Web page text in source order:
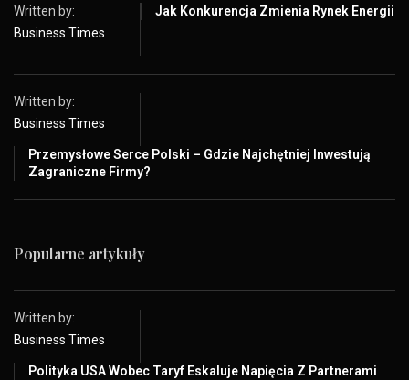
Written by:
Business Times
Jak Konkurencja Zmienia Rynek Energii
Written by:
Business Times
Przemysłowe Serce Polski – Gdzie Najchętniej Inwestują
Zagraniczne Firmy?
Popularne artykuły
Written by:
Business Times
Polityka USA Wobec Taryf Eskaluje Napięcia Z Partnerami